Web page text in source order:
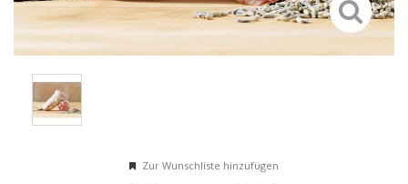
Zur Wunschliste hinzufügen